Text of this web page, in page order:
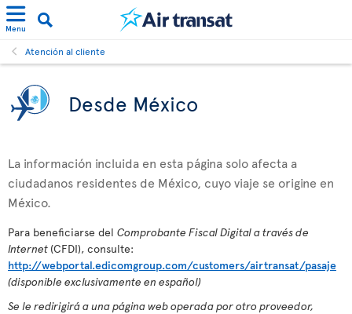
Menu
Atención al cliente
Desde México
La información incluida en esta página solo afecta a
ciudadanos residentes de México, cuyo viaje se origine en
México.
Para beneficiarse del Comprobante Fiscal Digital a través de
Internet (CFDI), consulte:
http://webportal.edicomgroup.com/customers/airtransat/pasaje
(disponible exclusivamente en español)
Se le redirigirá a una página web operada por otro proveedor,